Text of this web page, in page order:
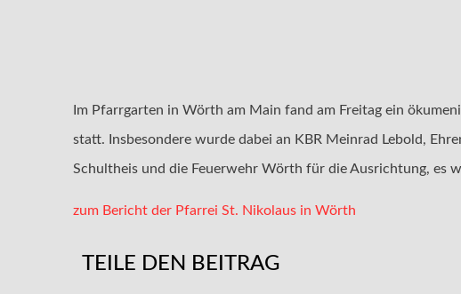
Im Pfarrgarten in Wörth am Main fand am Freitag ein
statt. Insbesondere wurde dabei an KBR Meinrad Lebold,
Schultheis und die Feuerwehr Wörth für die Ausrichtung, es
zum Bericht der Pfarrei St. Nikolaus in Wörth
TEILE DEN BEITRAG